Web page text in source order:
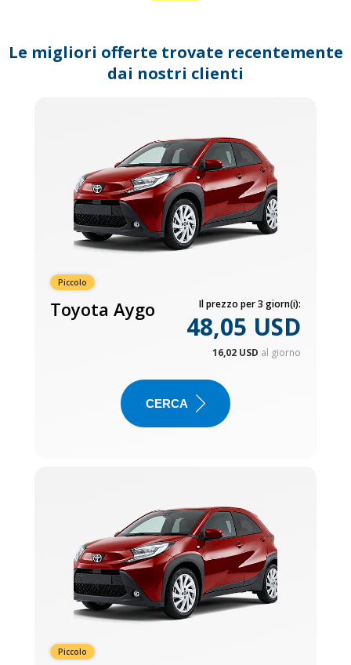
dates.
Le migliori offerte trovate recentemente
dai nostri clienti
Piccolo
Toyota Aygo Il prezzo per 3 giorn(i):
48,05 USD
16,02 USD al giorno
CERCA
Piccolo